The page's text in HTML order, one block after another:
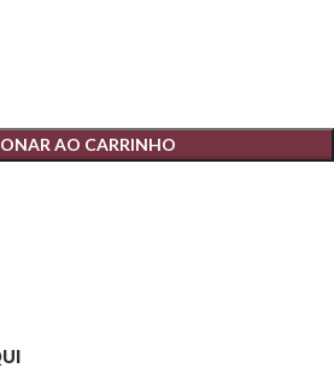
AO CARRINHO